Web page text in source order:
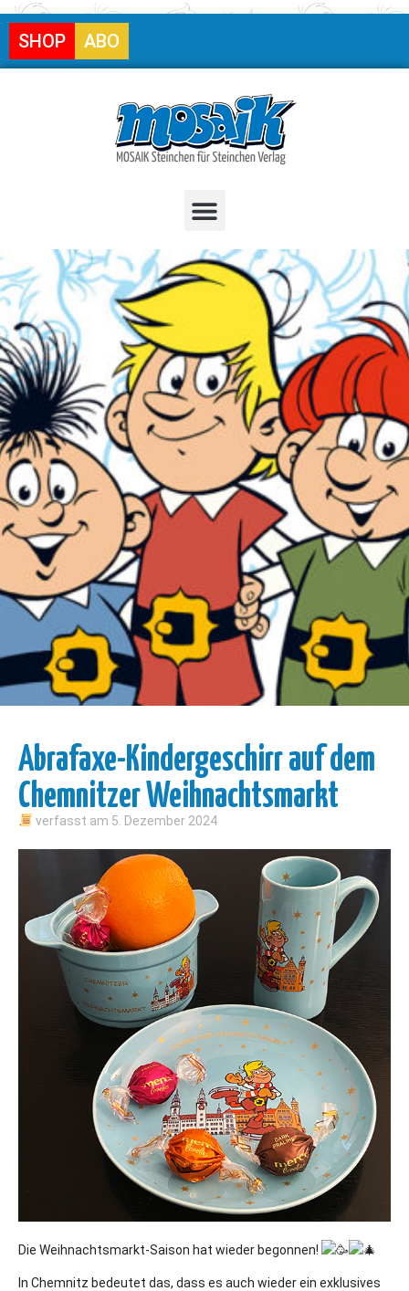
SHOP ABO
Abrafaxe-Kindergeschirr auf dem
Chemnitzer Weihnachtsmarkt
verfasst am 5. Dezember 2024
Die Weihnachtsmarkt-Saison hat wieder begonnen!
In Chemnitz bedeutet das, dass es auch wieder ein exklusives